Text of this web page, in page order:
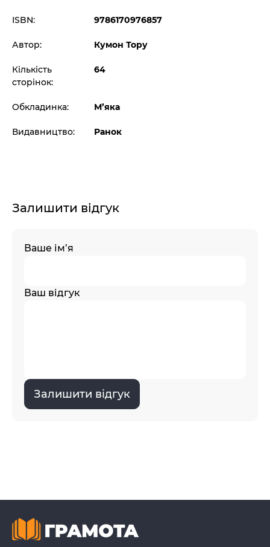
ISBN: 9786170976857
Автор: Кумон Тору
Кількість
сторінок:
64
Обкладинка: М’яка
Видавництво: Ранок
Залишити відгук
Ваше ім’я
Ваш відгук
Залишити відгук